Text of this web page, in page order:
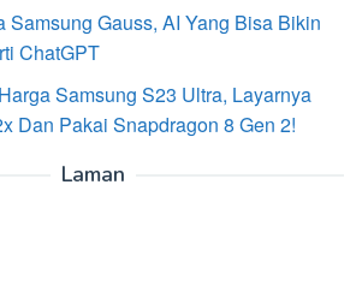
Samsung Gauss, AI Yang Bisa Bikin
ChatGPT
Samsung S23 Ultra, Layarnya
Dan Pakai Snapdragon 8 Gen 2!
Laman